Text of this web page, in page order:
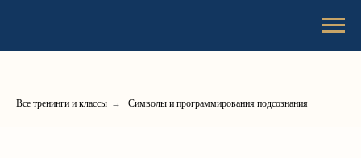
Все тренинги и классы → Символы и программирования подсознания